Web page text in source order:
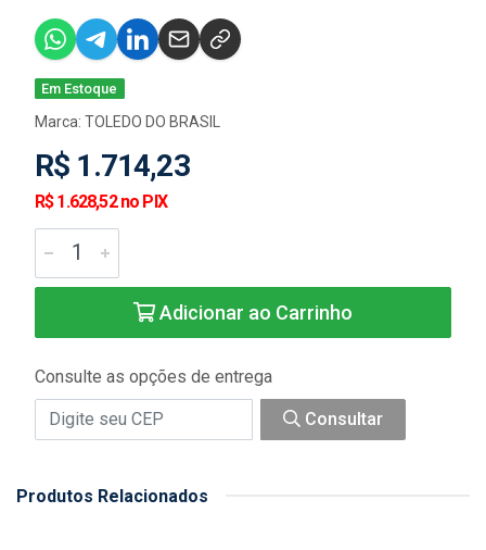
Em Estoque
Marca: TOLEDO DO BRASIL
R$ 1.714,23
R$ 1.628,52 no PIX
Adicionar ao Carrinho
Consulte as opções de entrega
Consultar
Produtos Relacionados